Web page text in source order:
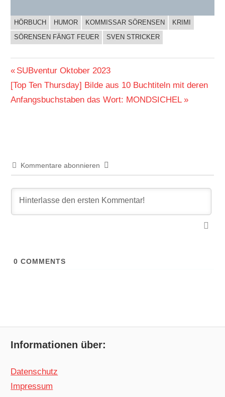
BUCHIGES
HÖRBUCH HUMOR KOMMISSAR SÖRENSEN
KRIMI
SÖRENSEN FÄNGT FEUER
SVEN STRICKER
Beitragsnavigation
Vorheriger
Beitrag:
SUBventur Oktober 2023
Nächster
Beitrag:
[Top Ten Thursday] Bilde aus 10 Buchtiteln mit deren
Anfangsbuchstaben das Wort: MONDSICHEL
Kommentare abonnieren
0 COMMENTS
Informationen über:
Datenschutz
Impressum